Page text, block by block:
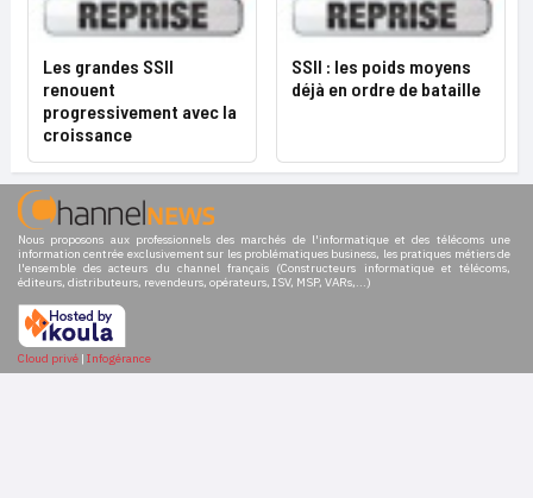
Les grandes SSII
renouent
progressivement avec la
croissance
SSII : les poids moyens
déjà en ordre de bataille
Nous proposons aux professionnels des marchés de l'informatique et des télécoms une
information centrée exclusivement sur les problématiques business, les pratiques métiers de
l'ensemble des acteurs du channel français (Constructeurs informatique et télécoms,
éditeurs, distributeurs, revendeurs, opérateurs, ISV, MSP, VARs,...)
Cloud privé | Infogérance